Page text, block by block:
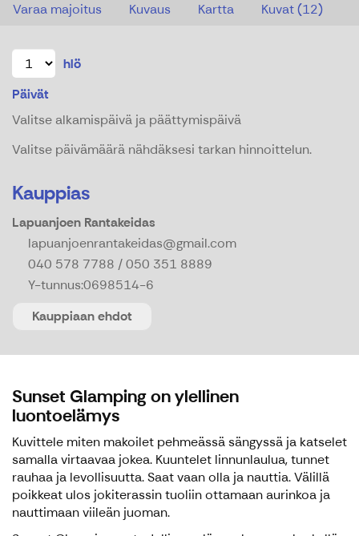
Varaa majoitus Kuvaus Kartta Kuvat (12)
hlö
Päivät
Valitse alkamispäivä ja päättymispäivä
Valitse päivämäärä nähdäksesi tarkan hinnoittelun.
Kauppias
Lapuanjoen Rantakeidas
lapuanjoenrantakeidas@gmail.com
040 578 7788 / 050 351 8889
Y-tunnus:0698514-6
Kauppiaan ehdot
Sunset Glamping on ylellinen
luontoelämys
Kuvittele miten makoilet pehmeässä sängyssä ja katselet
samalla virtaavaa jokea. Kuuntelet linnunlaulua, tunnet
rauhaa ja levollisuutta. Saat vaan olla ja nauttia. Välillä
poikkeat ulos jokiterassin tuoliin ottamaan aurinkoa ja
nauttimaan viileän juoman.